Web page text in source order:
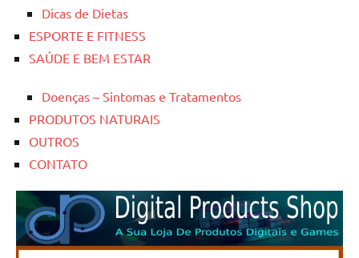
Dicas de Dietas
ESPORTE E FITNESS
SAÚDE E BEM ESTAR
Doenças – Sintomas e Tratamentos
PRODUTOS NATURAIS
OUTROS
CONTATO